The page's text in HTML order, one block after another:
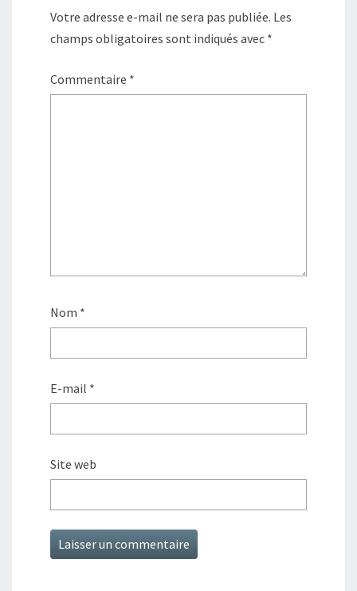
Votre adresse e-mail ne sera pas publiée. Les
champs obligatoires sont indiqués avec *
Commentaire *
Nom *
E-mail *
Site web